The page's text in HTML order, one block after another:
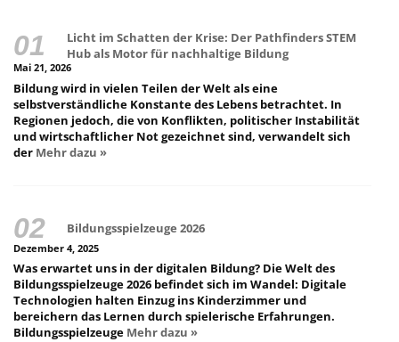
Licht im Schatten der Krise: Der Pathfinders STEM
Hub als Motor für nachhaltige Bildung
Mai 21, 2026
Bildung wird in vielen Teilen der Welt als eine
selbstverständliche Konstante des Lebens betrachtet. In
Regionen jedoch, die von Konflikten, politischer Instabilität
und wirtschaftlicher Not gezeichnet sind, verwandelt sich
der Mehr dazu »
Bildungsspielzeuge 2026
Dezember 4, 2025
Was erwartet uns in der digitalen Bildung? Die Welt des
Bildungsspielzeuge 2026 befindet sich im Wandel: Digitale
Technologien halten Einzug ins Kinderzimmer und
bereichern das Lernen durch spielerische Erfahrungen.
Bildungsspielzeuge Mehr dazu »